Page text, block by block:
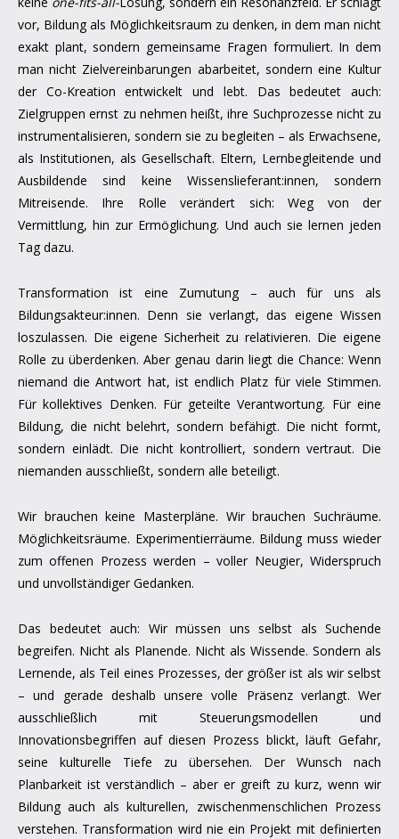
vor, Bildung als Möglichkeitsraum zu denken, in dem man nicht
exakt plant, sondern gemeinsame Fragen formuliert. In dem
man nicht Zielvereinbarungen abarbeitet, sondern eine Kultur
der Co-Kreation entwickelt und lebt. Das bedeutet auch:
Zielgruppen ernst zu nehmen heißt, ihre Suchprozesse nicht zu
instrumentalisieren, sondern sie zu begleiten – als Erwachsene,
als Institutionen, als Gesellschaft. Eltern, Lernbegleitende und
Ausbildende sind keine Wissenslieferant:innen, sondern
Mitreisende. Ihre Rolle verändert sich: Weg von der
Vermittlung, hin zur Ermöglichung. Und auch sie lernen jeden
Tag dazu.
Transformation ist eine Zumutung – auch für uns als
Bildungsakteur:innen. Denn sie verlangt, das eigene Wissen
loszulassen. Die eigene Sicherheit zu relativieren. Die eigene
Rolle zu überdenken. Aber genau darin liegt die Chance: Wenn
niemand die Antwort hat, ist endlich Platz für viele Stimmen.
Für kollektives Denken. Für geteilte Verantwortung. Für eine
Bildung, die nicht belehrt, sondern befähigt. Die nicht formt,
sondern einlädt. Die nicht kontrolliert, sondern vertraut. Die
niemanden ausschließt, sondern alle beteiligt.
Wir brauchen keine Masterpläne. Wir brauchen Suchräume.
Möglichkeitsräume. Experimentierräume. Bildung muss wieder
zum offenen Prozess werden – voller Neugier, Widerspruch
und unvollständiger Gedanken.
Das bedeutet auch: Wir müssen uns selbst als Suchende
begreifen. Nicht als Planende. Nicht als Wissende. Sondern als
Lernende, als Teil eines Prozesses, der größer ist als wir selbst
– und gerade deshalb unsere volle Präsenz verlangt. Wer
ausschließlich mit Steuerungsmodellen und
Innovationsbegriffen auf diesen Prozess blickt, läuft Gefahr,
seine kulturelle Tiefe zu übersehen. Der Wunsch nach
Planbarkeit ist verständlich – aber er greift zu kurz, wenn wir
Bildung auch als kulturellen, zwischenmenschlichen Prozess
verstehen. Transformation wird nie ein Projekt mit definierten